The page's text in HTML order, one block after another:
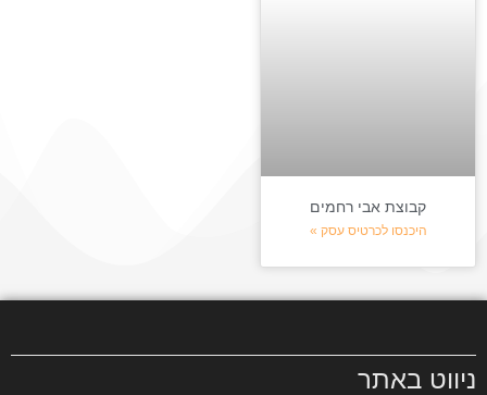
קבוצת אבי רחמים
היכנסו לכרטיס עסק »
ניווט באתר